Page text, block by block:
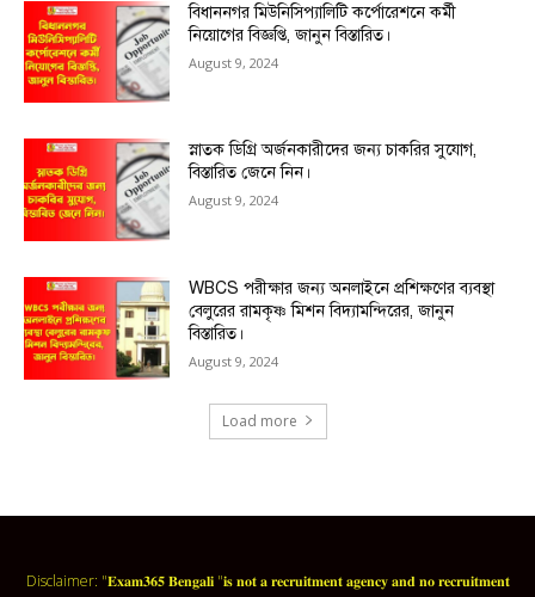
বিধাননগর মিউনিসিপ্যালিটি কর্পোরেশনে কর্মী
নিয়োগের বিজ্ঞপ্তি, জানুন বিস্তারিত।
August 9, 2024
স্নাতক ডিগ্রি অর্জনকারীদের জন্য চাকরির সুযোগ,
বিস্তারিত জেনে নিন।
August 9, 2024
WBCS পরীক্ষার জন্য অনলাইনে প্রশিক্ষণের ব্যবস্থা
বেলুরের রামকৃষ্ণ মিশন বিদ্যামন্দিরের, জানুন
বিস্তারিত।
August 9, 2024
Load more
Disclaimer: "𝐄𝐱𝐚𝐦𝟑𝟔𝟓 𝐁𝐞𝐧𝐠𝐚𝐥𝐢 "𝐢𝐬 𝐧𝐨𝐭 𝐚 𝐫𝐞𝐜𝐫𝐮𝐢𝐭𝐦𝐞𝐧𝐭 𝐚𝐠𝐞𝐧𝐜𝐲 𝐚𝐧𝐝 𝐧𝐨 𝐫𝐞𝐜𝐫𝐮𝐢𝐭𝐦𝐞𝐧𝐭